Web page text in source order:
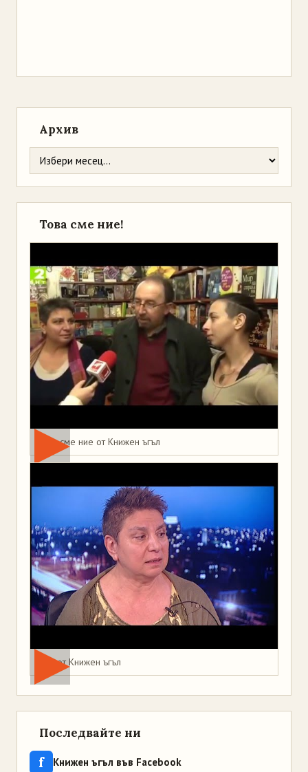
Архив
Това сме ние!
Това сме ние от Книжен ъгъл
Мая от Книжен ъгъл
Последвайте ни
f Книжен ъгъл във Facebook